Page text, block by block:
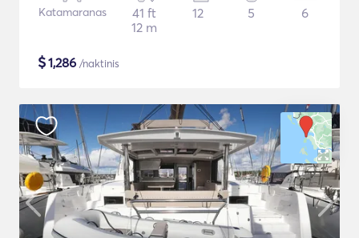
Katamaranas
41 ft
12 m
12 5 6
$1,286 /naktinis